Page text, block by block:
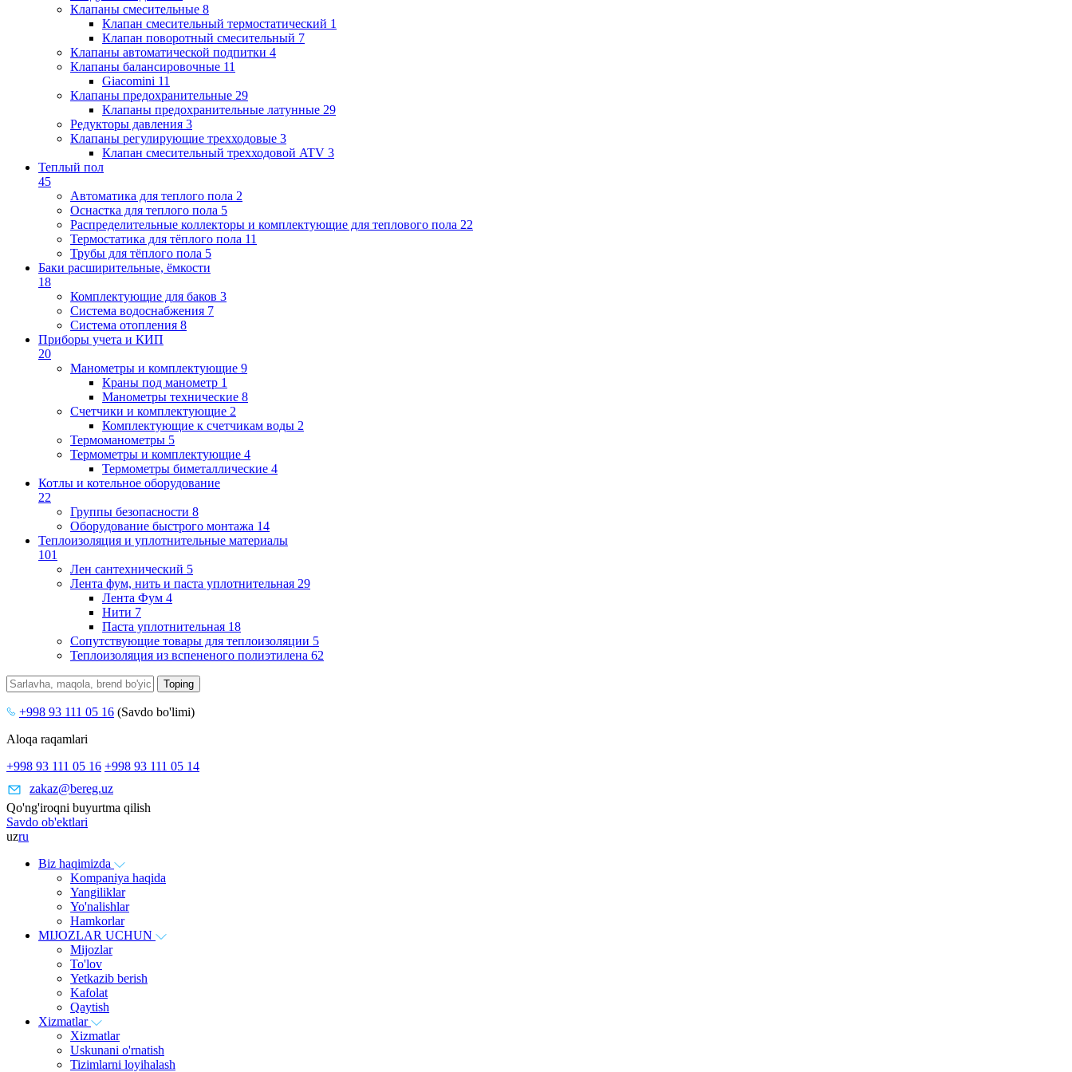
Клапаны cмесительные 8
Клапан cмесительный термостатический 1
Клапан поворотный cмесительный 7
Клапаны автоматической подпитки 4
Клапаны балансировочные 11
Giacomini 11
Клапаны предохранительные 29
Клапаны предохранительные латунные 29
Редукторы давления 3
Клапаны регулирующие трехходовые 3
Клапан смесительный трехходовой ATV 3
Теплый пол
45
Автоматика для теплого пола 2
Оснастка для теплого пола 5
Распределительные коллекторы и комплектующие для теплового пола 22
Термостатика для тёплого пола 11
Трубы для тёплого пола 5
Баки расширительные, ёмкости
18
Комплектующие для баков 3
Система водоснабжения 7
Система отопления 8
Приборы учета и КИП
20
Манометры и комплектующие 9
Краны под манометр 1
Манометры технические 8
Счетчики и комплектующие 2
Комплектующие к счетчикам воды 2
Термоманометры 5
Термометры и комплектующие 4
Термометры биметаллические 4
Котлы и котельное оборудование
22
Группы безопасности 8
Оборудование быстрого монтажа 14
Теплоизоляция и уплотнительные материалы
101
Лен сантехнический 5
Лента фум, нить и паста уплотнительная 29
Лента Фум 4
Нити 7
Паста уплотнительная 18
Сопутствующие товары для теплоизоляции 5
Теплоизоляция из вспененого полиэтилена 62
+998 93 111 05 16 (Savdo bo'limi)
Aloqa raqamlari
+998 93 111 05 16 +998 93 111 05 14
zakaz@bereg.uz
Qo'ng'iroqni buyurtma qilish
Savdo ob'ektlari
uzru
Biz haqimizda
Kompaniya haqida
Yangiliklar
Yo'nalishlar
Hamkorlar
MIJOZLAR UCHUN
Mijozlar
To'lov
Yetkazib berish
Kafolat
Qaytish
Xizmatlar
Xizmatlar
Uskunani o'rnatish
Tizimlarni loyihalash